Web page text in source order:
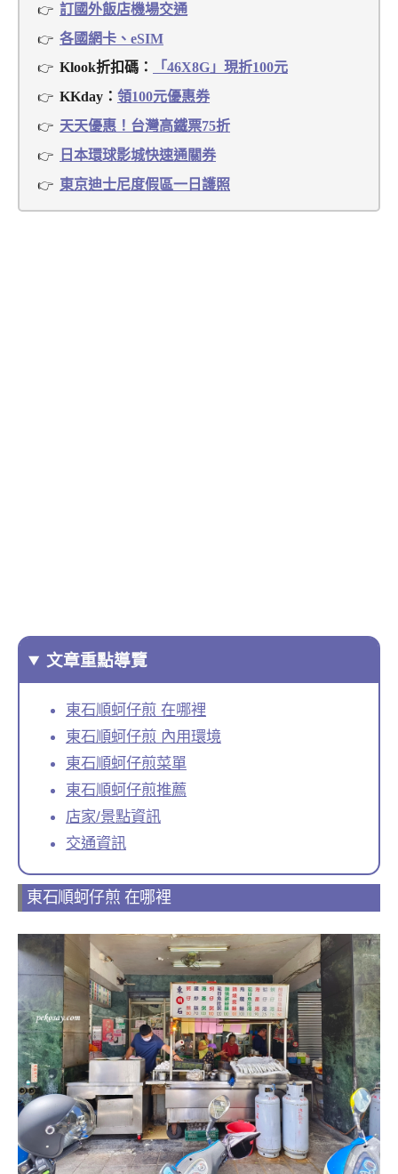
訂國外飯店機場交通
各國網卡、eSIM
Klook折扣碼：
「46X8G」現折100元
KKday： 領100元優惠券
天天優惠！台灣高鐵票75折
日本環球影城快速通關券
東京迪士尼度假區一日護照
文章重點導覽
東石順蚵仔煎 在哪裡
東石順蚵仔煎 內用環境
東石順蚵仔煎菜單
東石順蚵仔煎推薦
店家/景點資訊
交通資訊
東石順蚵仔煎 在哪裡